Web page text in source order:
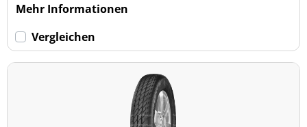
Keine Run-flat (21)
Mehr Informationen
Vergleichen